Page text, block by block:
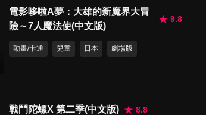
第9集 賽車跑道
電影哆啦A夢：大雄的新魔界大冒
險～7人魔法使(中文版)
9.8
動畫/卡通 兒童 日本 劇場版
戰鬥陀螺X 第二季(中文版)
8.8